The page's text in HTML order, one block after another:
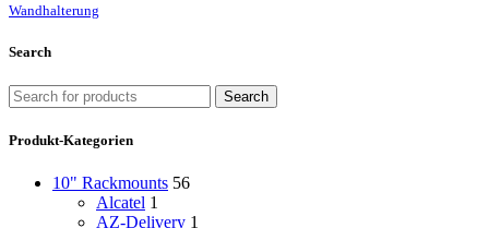
Wandhalterung
Search
Search
Produkt-Kategorien
10" Rackmounts 56
Alcatel 1
AZ-Delivery 1